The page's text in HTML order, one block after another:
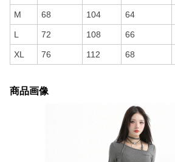
M 68 104 64
L 72 108 66
XL 76 112 68
商品画像